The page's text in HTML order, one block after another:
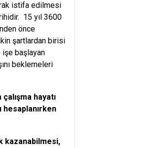
istifa edilmesi
15 yıl 3600
önce
şartlardan birisi
işe başlayan
beklemeleri
hayatı
hesaplanırken
kazanabilmesi,